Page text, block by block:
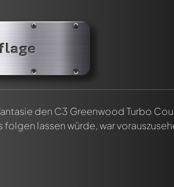
den C3 Greenwood Turbo
lassen würde, war